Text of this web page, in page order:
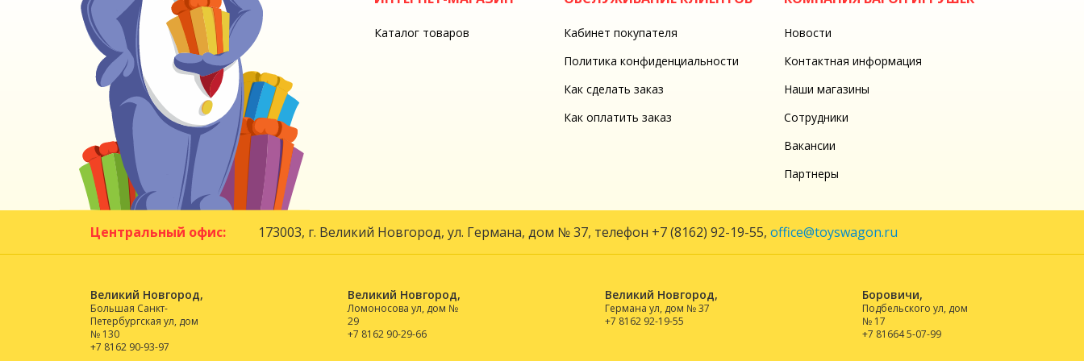
Каталог товаров
Кабинет покупателя
Политика конфиденциальности
Как сделать заказ
Как оплатить заказ
Новости
Контактная информация
Наши магазины
Сотрудники
Вакансии
Партнеры
Центральный офис: 173003, г. Великий Новгород, ул. Германа, дом № 37, телефон +7 (8162) 92-19-55, office@toyswagon.ru
Великий Новгород,
Большая Санкт-
Петербургская ул, дом
№ 130
+7 8162 90-93-97
Великий Новгород,
Ломоносова ул, дом №
29
+7 8162 90-29-66
Великий Новгород,
Германа ул, дом № 37
+7 8162 92-19-55
Боровичи,
Подбельского ул, дом
№ 17
+7 81664 5-07-99